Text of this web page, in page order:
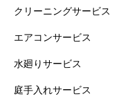
クリーニングサービス
エアコンサービス
水廻りサービス
庭手入れサービス